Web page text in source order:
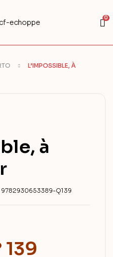
0
L’IMPOSSIBLE, À
à
9782930653389-Q139